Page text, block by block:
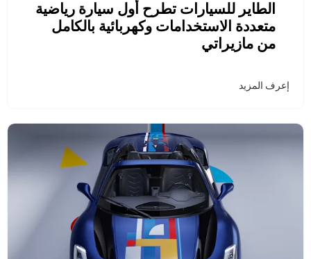
الطاير للسيارات تطرح أول سيارة رياضية
متعددة الاستخدامات وكهربائية بالكامل
من مازيراتي
إعرف المزيد